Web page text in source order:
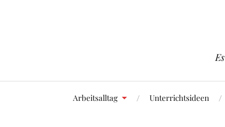
Arbeitsalltag Unterrichtsideen